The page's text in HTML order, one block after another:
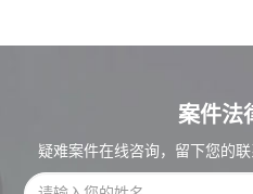
案件法
疑难案件在线咨询，留下您的